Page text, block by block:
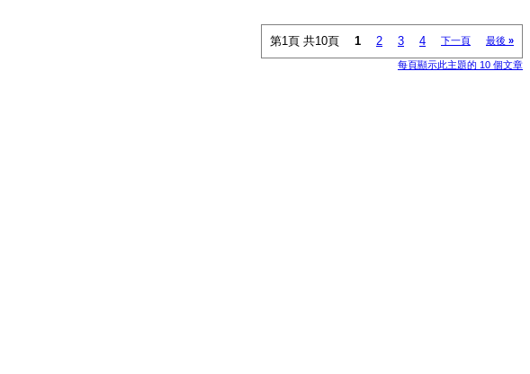
第1頁 共10頁 1 2 3 4 下一頁 最後 »
每頁顯示此主題的 10 個文章